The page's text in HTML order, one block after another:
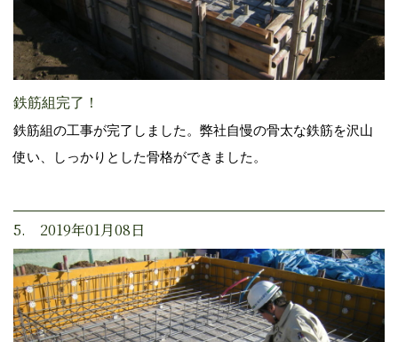
鉄筋組完了！
鉄筋組の工事が完了しました。弊社自慢の骨太な鉄筋を沢山
使い、しっかりとした骨格ができました。
5. 2019年01月08日